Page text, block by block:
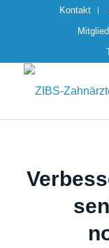
Kontakt